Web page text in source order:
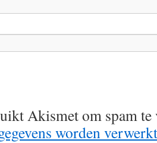
Akismet om spam
worden verwerkt